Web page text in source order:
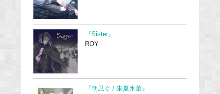
『Sister』
ROY
『朝凪ぐ / 朱夏氷菓』